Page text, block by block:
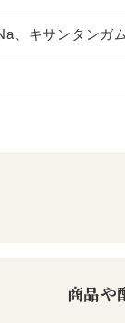
、キサンタンガ
商品や